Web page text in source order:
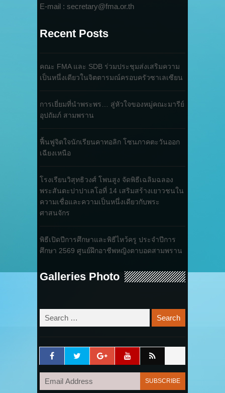
E-mail : secretary@fma.or.th
Recent Posts
คณะ FMA และ SDB ร่วมประชุมส่งเสริมความ
เป็นหนึ่งเดียวในจิตตารมณ์ครอบครัวซาเลเซียน
การเยี่ยมที่นำพระพร… สู่หัวใจของหมู่คณะมารีย์
อุปถัมภ์ สามพราน
ฟื้นฟูจิตใจนักเรียนคาทอลิก โซนภาคตะวันออก
เฉียงเหนือ
โรงเรียนวิสุทธิวงศ์ โพนสูง จัดพิธีเฉลิมฉลอง
พระสันตะปาปาเลโอที่ 14 เสริมสร้างเยาวชนใน
ความเชื่อและความเป็นหนึ่งเดียวกับพระ
ศาสนจักร
พิธีเปิดปีการศึกษาและพิธีไหว้ครู ประจำปีการ
ศึกษา 2569 ศูนย์ฝึกอาชีพหญิงตาบอดสามพราน
Galleries Photo